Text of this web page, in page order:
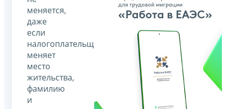
меняется,
даже
если
налогоплательщик
меняет
место
жительства,
фамилию
и